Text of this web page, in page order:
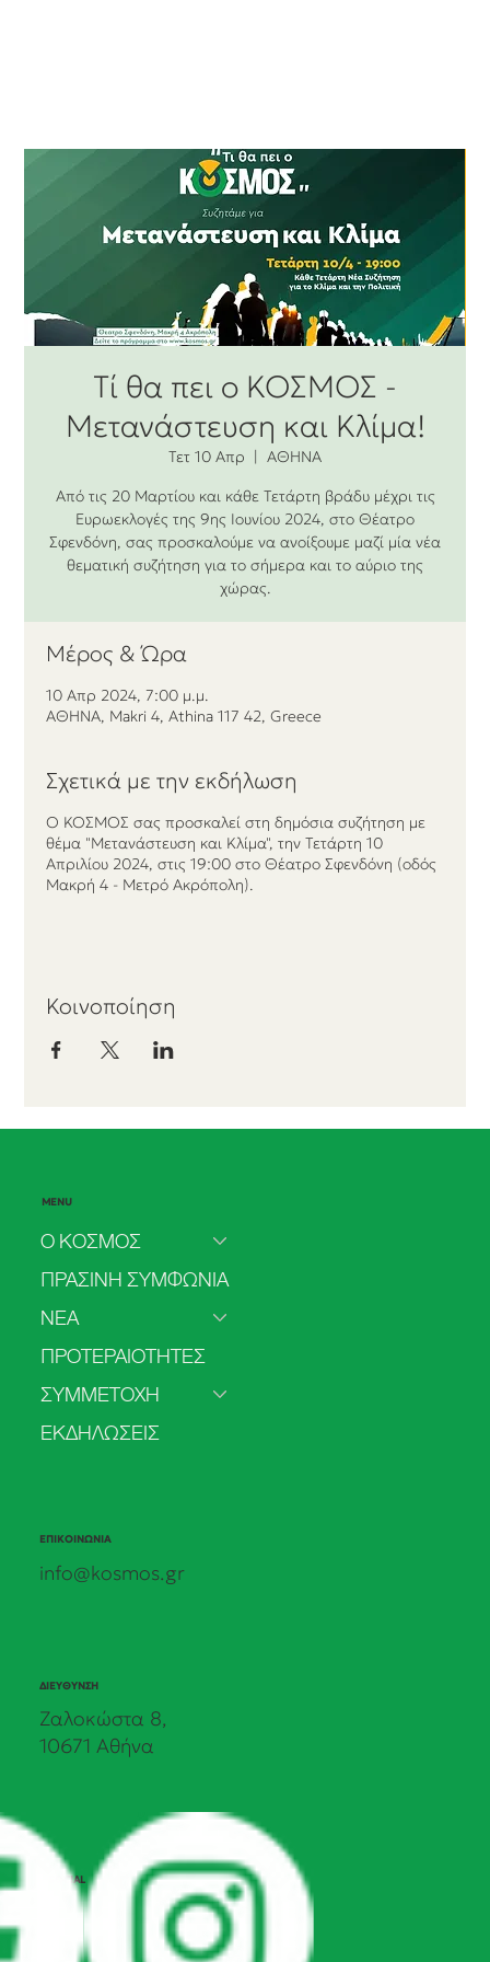
Τί θα πει ο ΚΟΣΜΟΣ -
Μετανάστευση και Κλίμα!
Τετ 10 Απρ
  |
ΑΘΗΝΑ
Από τις 20 Μαρτίου και κάθε Τετάρτη βράδυ μέχρι τις
Ευρωεκλογές της 9ης Ιουνίου 2024, στο Θέατρο
Σφενδόνη, ​σας προσκαλούμε να ανοίξουμε μαζί μία νέα
θεματική συζήτηση για το σήμερα και το αύριο της
χώρας.
Μέρος & Ώρα
10 Απρ 2024, 7:00 μ.μ.
ΑΘΗΝΑ, Makri 4, Athina 117 42, Greece
Σχετικά με την εκδήλωση
Ο ΚΟΣΜΟΣ σας προσκαλεί στη δημόσια συζήτηση με
θέμα "Μετανάστευση και Κλίμα", την Τετάρτη 10
Απριλίου 2024, στις 19:00 στο Θέατρο Σφενδόνη (οδός
Μακρή 4 - Μετρό Ακρόπολη).
Κοινοποίηση
MENU
Ο ΚΟΣΜΟΣ
ΠΡΑΣΙΝΗ ΣΥΜΦΩΝΙΑ
ΝΕΑ
ΠΡΟΤΕΡΑΙΟΤΗΤΕΣ
ΣΥΜΜΕΤΟΧΗ
ΕΚΔΗΛΩΣΕΙΣ
ΕΠΙΚΟΙΝΩΝΙΑ
info@kosmos.gr
ΔΙΕΥΘΥΝΣΗ
Ζαλοκώστα 8,
10671 Αθήνα
SOCIAL